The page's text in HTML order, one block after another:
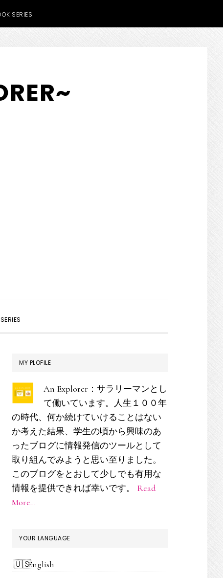
SERIES
最
初
の
サ
イ
ド
バ
ー
MY PLOFILE
An Explorer：サラリーマンとし
て働いています。人生１００年
の時代、何か続けていけることはない
か考えた結果、学生の頃から興味のあ
ったブログに情報発信のツールとして
取り組んでみようと思い至りました。
このブログをとおして少しでも有用な
情報を提供できれば幸いです。 Read
More…
YOUR LANGUAGE
English